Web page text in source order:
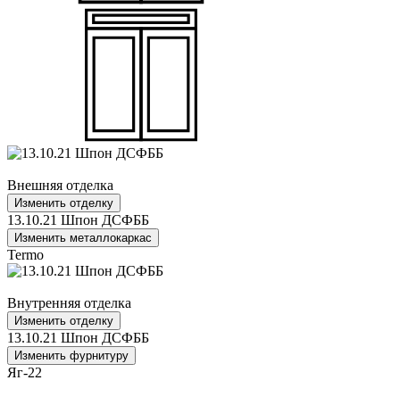
Внешняя отделка
Изменить отделку
13.10.21 Шпон ДСФББ
Изменить металлокаркас
Termo
Внутренняя отделка
Изменить отделку
13.10.21 Шпон ДСФББ
Изменить фурнитуру
Яг-22